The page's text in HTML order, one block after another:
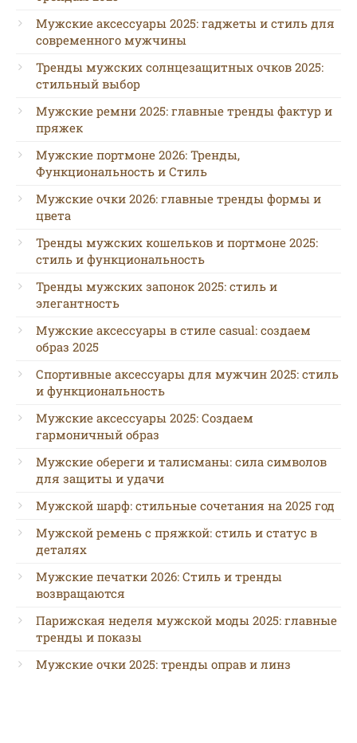
Мужские аксессуары 2025: гаджеты и стиль для
современного мужчины
Тренды мужских солнцезащитных очков 2025:
стильный выбор
Мужские ремни 2025: главные тренды фактур и
пряжек
Мужские портмоне 2026: Тренды,
Функциональность и Стиль
Мужские очки 2026: главные тренды формы и
цвета
Тренды мужских кошельков и портмоне 2025:
стиль и функциональность
Тренды мужских запонок 2025: стиль и
элегантность
Мужские аксессуары в стиле casual: создаем
образ 2025
Спортивные аксессуары для мужчин 2025: стиль
и функциональность
Мужские аксессуары 2025: Создаем
гармоничный образ
Мужские обереги и талисманы: сила символов
для защиты и удачи
Мужской шарф: стильные сочетания на 2025 год
Мужской ремень с пряжкой: стиль и статус в
деталях
Мужские печатки 2026: Стиль и тренды
возвращаются
Парижская неделя мужской моды 2025: главные
тренды и показы
Мужские очки 2025: тренды оправ и линз